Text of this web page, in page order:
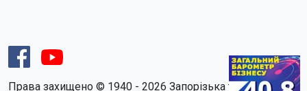
Права захищено © 1940 - 2026 Запорізька торгово-